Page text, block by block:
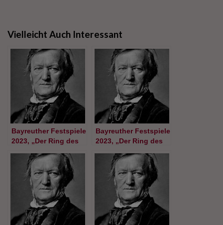
Vielleicht Auch Interessant
Bayreuther Festspiele
2023, „Der Ring des
Bayreuther Festspiele
2023, „Der Ring des